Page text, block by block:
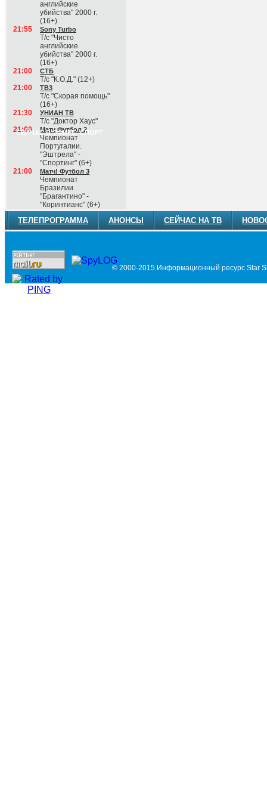
английские
убийства" 2000 г.
(16+)
21:55
Sony Turbo
Т/с "Чисто
английские
убийства" 2000 г.
(16+)
21:00
СТБ
Т/с "К.О.Д." (12+)
21:00
ТВ3
Т/с "Скорая помощь"
(16+)
21:30
УНИАН ТВ
Т/с "Доктор Хаус"
СЕЙЧАС В ЭФИРЕ: СПОРТ
21:00 Матч Футбол 2
Чемпионат
Португалии.
"Эштрела" -
"Спортинг" (6+)
21:00
Матч! Футбол 3
Чемпионат
Бразилии.
"Брагантино" -
"Коринтианс" (6+)
ТЕЛЕПРОГРАММА АНОНСЫ СЕЙЧАС НА ТВ
© 2000-2015 Информационный ресурс Star